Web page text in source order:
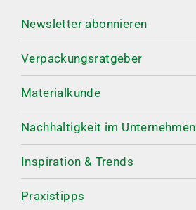
Newsletter abonnieren
Verpackungsratgeber
Materialkunde
Nachhaltigkeit im Unternehmen
Inspiration & Trends
Praxistipps